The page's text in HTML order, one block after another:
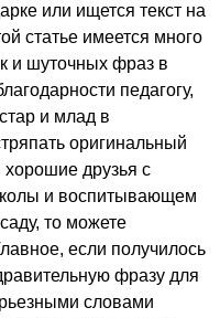
или ищется текст на
статье имеется много
и шуточных фраз в
педагогу,
и млад в
оригинальный
друзья с
и воспитывающем
то можете
если получилось
фразу для
словами